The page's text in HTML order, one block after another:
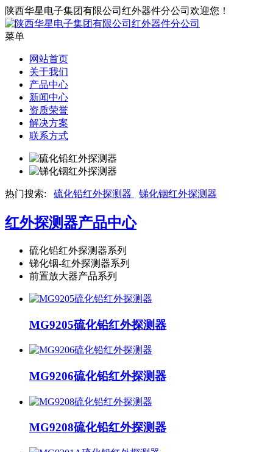
陕西华星电子集团有限公司红外器件分公司欢迎您！
菜单
网站首页
关于我们
产品中心
新闻中心
资质荣誉
解决方案
联系方式
热门搜索: 硫化铅红外探测器 锑化铟红外探测器
红外探测器产品中心
硫化铅红外探测器系列
锑化铟-红外探测器系列
前置放大器产品系列
MG9205硫化铅红外探测器
MG9206硫化铅红外探测器
MG9208硫化铅红外探测器